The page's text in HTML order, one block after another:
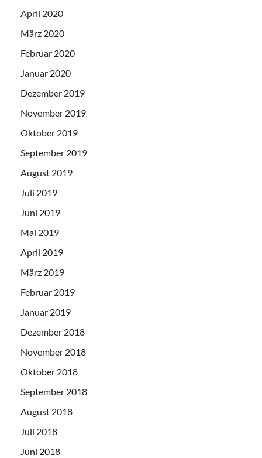
April 2020
März 2020
Februar 2020
Januar 2020
Dezember 2019
November 2019
Oktober 2019
September 2019
August 2019
Juli 2019
Juni 2019
Mai 2019
April 2019
März 2019
Februar 2019
Januar 2019
Dezember 2018
November 2018
Oktober 2018
September 2018
August 2018
Juli 2018
Juni 2018